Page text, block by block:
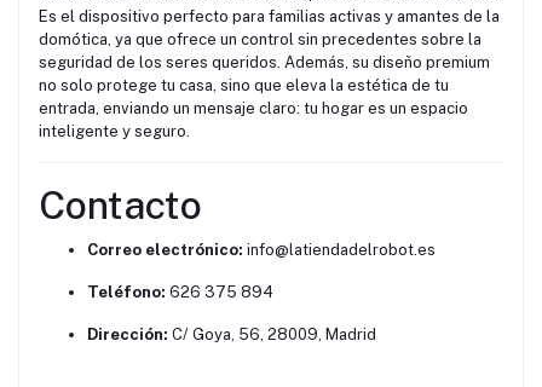
Es el dispositivo perfecto para familias activas y amantes de la
domótica, ya que ofrece un control sin precedentes sobre la
seguridad de los seres queridos. Además, su diseño premium
no solo protege tu casa, sino que eleva la estética de tu
entrada, enviando un mensaje claro: tu hogar es un espacio
inteligente y seguro.
Contacto
Correo electrónico: info@latiendadelrobot.es
Teléfono: 626 375 894
Dirección: C/ Goya, 56, 28009, Madrid